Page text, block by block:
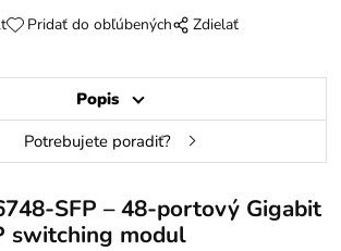
Pridať do obľúbených Zdielať
Popis
Potrebujete poradiť?
SFP – 48-portový Gigabit
switching modul